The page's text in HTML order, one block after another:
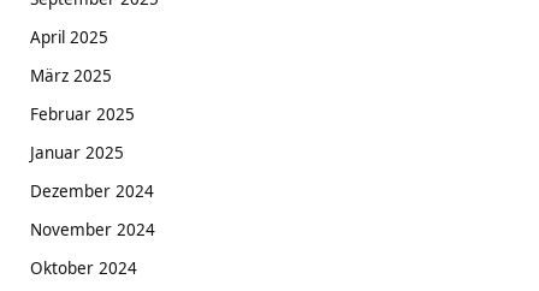
April 2025
März 2025
Februar 2025
Januar 2025
Dezember 2024
November 2024
Oktober 2024